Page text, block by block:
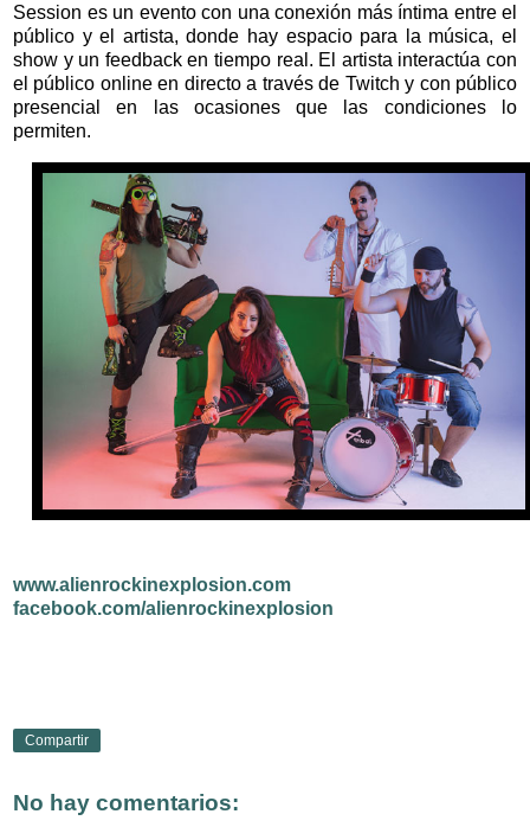
Session es un evento con una conexión más íntima entre el
público y el artista, donde hay espacio para la música, el
show y un feedback en tiempo real. El artista interactúa con
el público online en directo a través de Twitch y con público
presencial en las ocasiones que las condiciones lo
permiten.
www.alienrockinexplosion.com
facebook.com/alienrockinexplosion
Compartir
No hay comentarios: